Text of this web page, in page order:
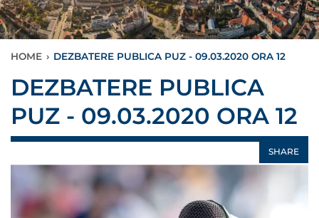
HOME › DEZBATERE PUBLICA PUZ - 09.03.2020 ORA 12
DEZBATERE PUBLICA
PUZ - 09.03.2020 ORA 12
SHARE